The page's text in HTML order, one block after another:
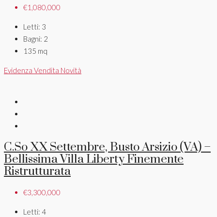
€1,080,000
Letti: 3
Bagni: 2
135 mq
Evidenza Vendita Novità
C.so XX Settembre, Busto Arsizio (VA) –
Bellissima Villa Liberty Finemente
Ristrutturata
€3,300,000
Letti: 4